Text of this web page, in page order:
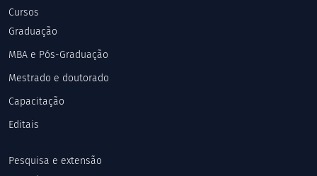
Cursos
Graduação
MBA e Pós-Graduação
Mestrado e doutorado
Capacitação
Editais
Pesquisa e extensão